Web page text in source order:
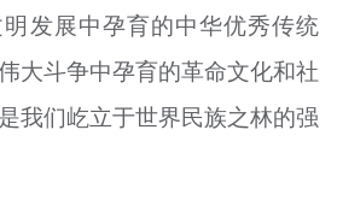
发展中孕育的中华优秀传统
大斗争中孕育的革命文化和社
我们屹立于世界民族之林的强